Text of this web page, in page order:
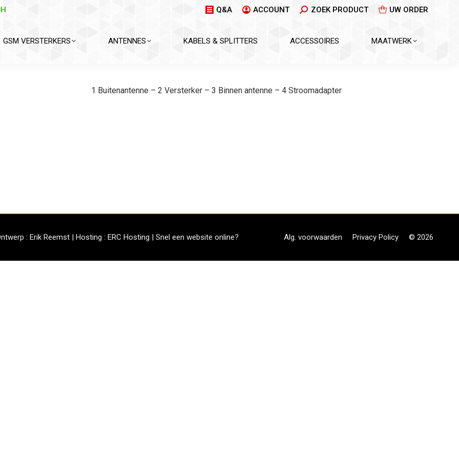
Q&A ACCOUNT ZOEKEN:
ZOEK PRODUCT UW ORDER
GSM VERSTERKERS ANTENNES KABELS & SPLITTERS ACCESSOIRES MAATWERK
1 Buitenantenne – 2 Versterker – 3 Binnen antenne – 4 Stroomadapter
: Erik Reemst | Hosting : ERC Hosting | Snel een website online? Alg. voorwaarden Privacy Policy © 2026